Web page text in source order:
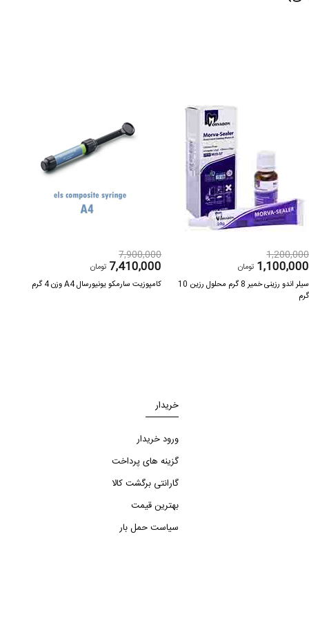
7,900,000
7,410,000 تومان
کامپوزیت سارمکو یونیورسال A4 وزن 4 گرم
1,200,000
1,100,000 تومان
سیلر اندو رزینی خمیر 8 گرم محلول رزین 10
گرم
خریدار
ورود خریدار
گزینه های پرداخت
گارانتی برگشت کالا
بهترین قیمت
سیاست حمل بار